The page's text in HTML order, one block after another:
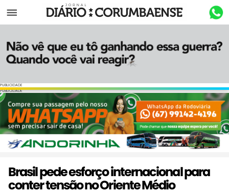
Menu
PUBLICIDADE
PUBLICIDADE
Brasil pede esforço internacional para
conter tensão no Oriente Médio